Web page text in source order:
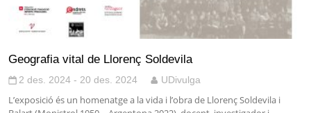
Geografia vital de Llorenç Soldevila
2 des. 2024 - 20 des. 2024 UDivulga
L’exposició és un homenatge a la vida i l’obra de Llorenç Soldevila i